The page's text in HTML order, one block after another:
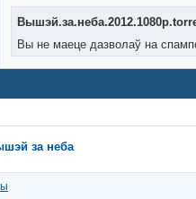
Вы не маеце дазволаў на
за неба